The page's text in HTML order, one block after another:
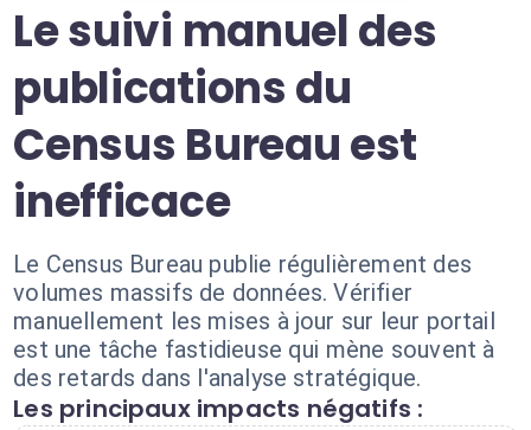
Le suivi manuel des
publications du
Census Bureau est
inefficace
Le Census Bureau publie régulièrement des
volumes massifs de données. Vérifier
manuellement les mises à jour sur leur portail
est une tâche fastidieuse qui mène souvent à
des retards dans l'analyse stratégique.
Les principaux impacts négatifs :